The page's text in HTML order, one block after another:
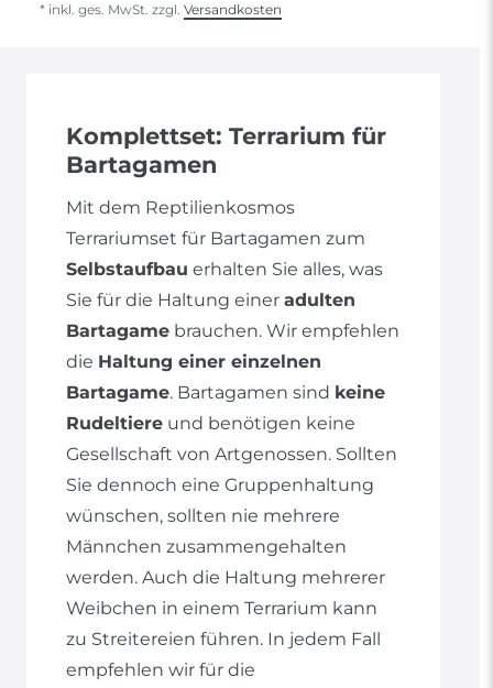
* inkl. ges. MwSt. zzgl. Versandkosten
Komplettset: Terrarium für
Bartagamen
Mit dem Reptilienkosmos
Terrariumset für Bartagamen zum
Selbstaufbau erhalten Sie alles, was
Sie für die Haltung einer adulten
Bartagame brauchen. Wir empfehlen
die Haltung einer einzelnen
Bartagame. Bartagamen sind keine
Rudeltiere und benötigen keine
Gesellschaft von Artgenossen. Sollten
Sie dennoch eine Gruppenhaltung
wünschen, sollten nie mehrere
Männchen zusammengehalten
werden. Auch die Haltung mehrerer
Weibchen in einem Terrarium kann
zu Streitereien führen. In jedem Fall
empfehlen wir für die